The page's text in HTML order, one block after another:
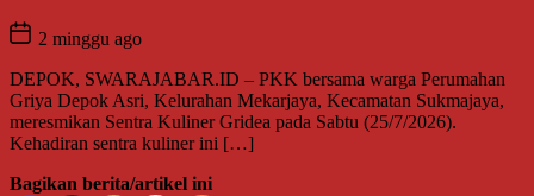
2 minggu ago
DEPOK, SWARAJABAR.ID – PKK bersama warga Perumahan
Griya Depok Asri, Kelurahan Mekarjaya, Kecamatan Sukmajaya,
meresmikan Sentra Kuliner Gridea pada Sabtu (25/7/2026).
Kehadiran sentra kuliner ini […]
Bagikan berita/artikel ini